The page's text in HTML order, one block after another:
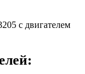
с двигателем